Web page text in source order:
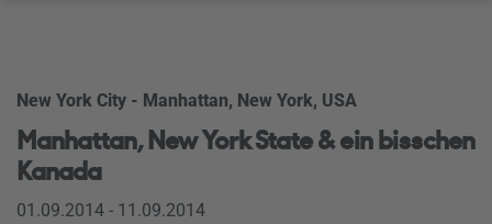
New York City - Manhattan, New York, USA
Manhattan, New York State & ein bisschen
Kanada
01.09.2014 - 11.09.2014